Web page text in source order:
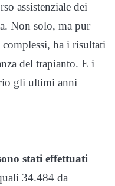
assistenziale dei
Non solo, ma pur
ha i risultati
del trapianto. E i
gli ultimi anni
stati effettuati
34.484 da